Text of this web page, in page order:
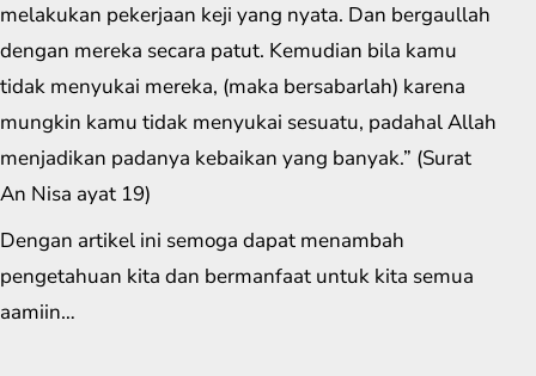
melakukan pekerjaan keji yang nyata. Dan bergaullah
dengan mereka secara patut. Kemudian bila kamu
tidak menyukai mereka, (maka bersabarlah) karena
mungkin kamu tidak menyukai sesuatu, padahal Allah
menjadikan padanya kebaikan yang banyak.” (Surat
An Nisa ayat 19)
Dengan artikel ini semoga dapat menambah
pengetahuan kita dan bermanfaat untuk kita semua
aamiin…